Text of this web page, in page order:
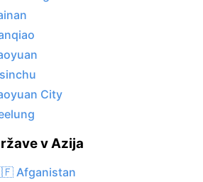
City
v Azija
Afganistan